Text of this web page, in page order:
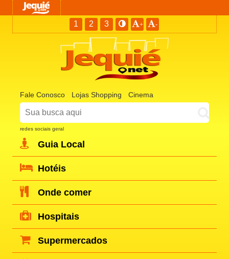
1 2 3 + -
Fale Conosco Lojas Shopping Cinema
redes sociais geral
Guia Local
Hotéis
Onde comer
Hospitais
Supermercados